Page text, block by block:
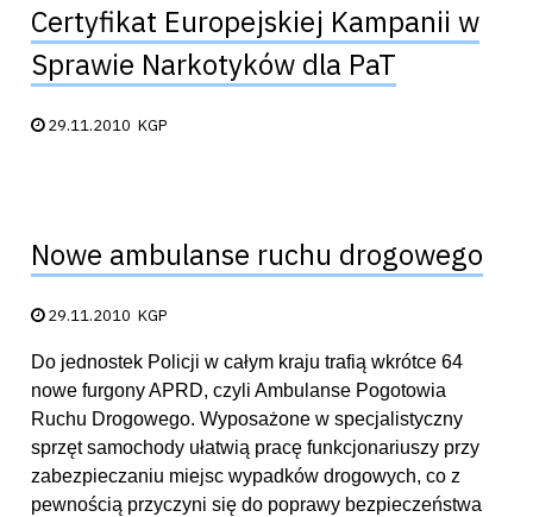
Certyfikat Europejskiej Kampanii w
Sprawie Narkotyków dla PaT
Data publikacji:
29.11.2010 KGP
Nowe ambulanse ruchu drogowego
Data publikacji:
29.11.2010 KGP
Do jednostek Policji w całym kraju trafią wkrótce 64
nowe furgony APRD, czyli Ambulanse Pogotowia
Ruchu Drogowego. Wyposażone w specjalistyczny
sprzęt samochody ułatwią pracę funkcjonariuszy przy
zabezpieczaniu miejsc wypadków drogowych, co z
pewnością przyczyni się do poprawy bezpieczeństwa